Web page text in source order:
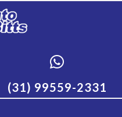
(31) 99559-2331